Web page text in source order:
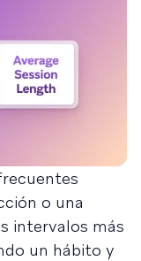
o una
intervalos más
un hábito y